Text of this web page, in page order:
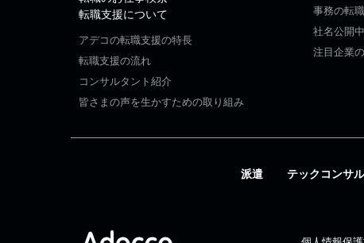
転職支援について
アデコの転職支援の特長
転職支援の流れ
コンサルタント紹介
皆さまの声を生かすための取り組み
事務の転
社名公開
注目企業
派遣 テックコンサ